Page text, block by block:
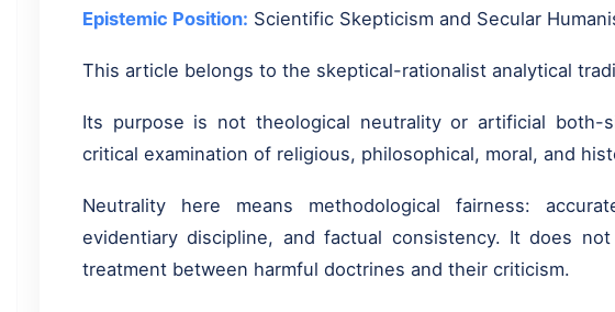
Epistemic Position: Scientific Skepticism and Secular
This article belongs to the skeptical-rationalist analytical
Its purpose is not theological neutrality or artificial both-
critical examination of religious, philosophical, moral, and
Neutrality here means methodological fairness:
evidentiary discipline, and factual consistency. It does
treatment between harmful doctrines and their criticism.